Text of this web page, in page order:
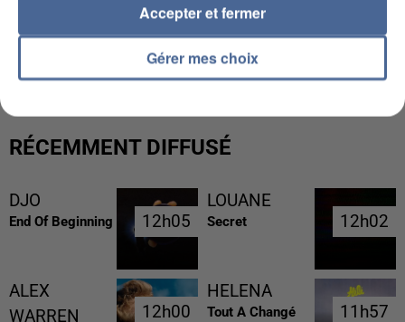
GABRIEL ATTAL ET RAPHAËL GLUCKSMANN
VISÉS PAR DES INGÉRENCES...
RÉCEMMENT DIFFUSÉ
DJO
End Of Beginning 12h05
12h05
LOUANE
Secret 12h02
12h02
ALEX
WARREN
12h00
12h00
HELENA
Tout A Changé 11h57
11h57
Gérer mes choix
Accepter et fermer